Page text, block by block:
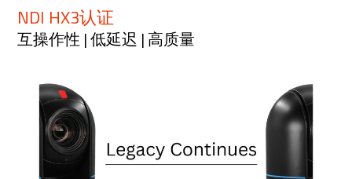
NDI HX3认证
互操作性 | 低延迟 | 高质量